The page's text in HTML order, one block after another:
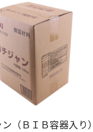
（ＢＩＢ容器入り）